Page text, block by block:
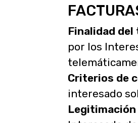
Finalidad
por los
Criterios de
interesado